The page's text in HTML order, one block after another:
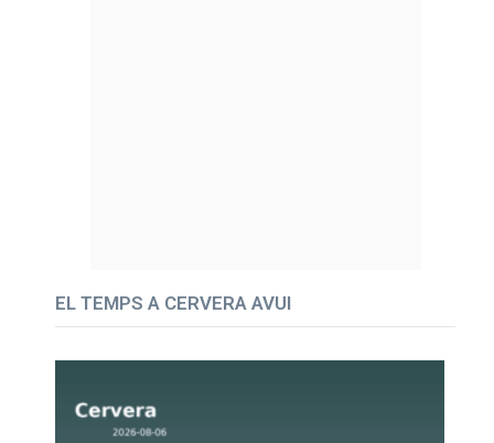
EL TEMPS A CERVERA AVUI